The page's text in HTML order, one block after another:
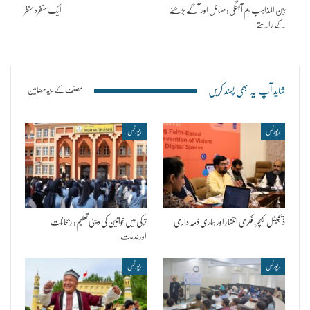
بین المذاہب ہم آہنگی: مسائل اور آگے بڑھنے
کے راستے
ایک منفرد منظر
شاید آپ یہ بھی پسند کریں مصنف کے مزید مضامین
رپورٹس
ڈیجیٹل کلچر، فکری انتشار اور ہماری ذمہ داری
رپورٹس
ترکی میں خواتین کی دینی تعلیم: رجحانات
اورخدمات
رپورٹس رپورٹس